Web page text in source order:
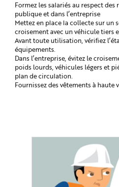
Formez les salariés au respect
publique et dans l’entreprise
Mettez en place la collecte sur un
croisement avec un véhicule tiers
Avant toute utilisation, vérifiez
équipements.
Dans l’entreprise, évitez le
poids lourds, véhicules légers et
plan de circulation.
Fournissez des vêtements à haute